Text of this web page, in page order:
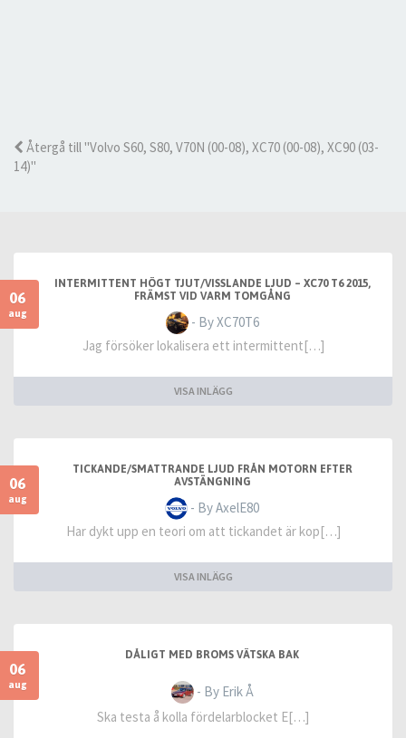
Återgå till "Volvo S60, S80, V70N (00-08), XC70 (00-08), XC90 (03-
14)"
06
aug
INTERMITTENT HÖGT TJUT/VISSLANDE LJUD – XC70 T6 2015,
FRÄMST VID VARM TOMGÅNG
- By XC70T6
Jag försöker lokalisera ett intermittent[…]
VISA INLÄGG
06
aug
TICKANDE/SMATTRANDE LJUD FRÅN MOTORN EFTER
AVSTÄNGNING
- By AxelE80
Har dykt upp en teori om att tickandet är kop[…]
VISA INLÄGG
06
aug
DÅLIGT MED BROMS VÄTSKA BAK
- By Erik Å
Ska testa å kolla fördelarblocket E[…]